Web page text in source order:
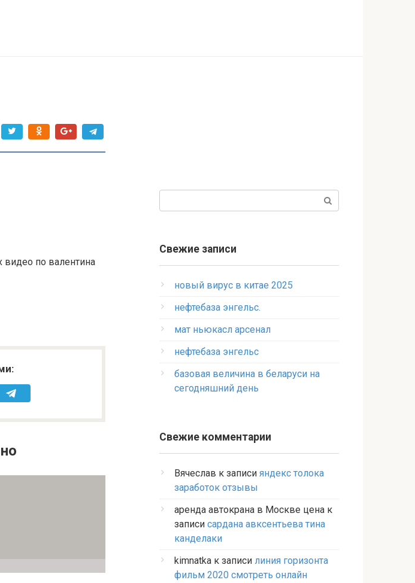
по валентина
Свежие записи
новый вирус в китае 2025
нефтебаза энгельс.
мат ньюкасл арсенал
нефтебаза энгельс
базовая величина в беларуси на
сегодняшний день
Свежие комментарии
Вячеслав к записи яндекс толока
заработок отзывы
аренда автокрана в Москве цена к
записи сардана авксентьева тина
канделаки
kimnatka к записи линия горизонта
фильм 2020 смотреть онлайн